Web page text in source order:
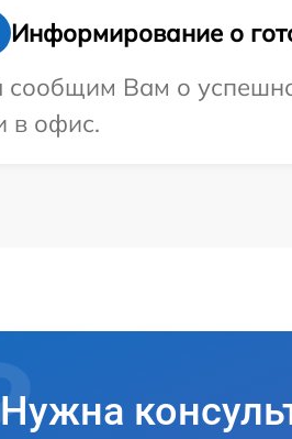
Информирование о
Вам о
в офис.
Нужна